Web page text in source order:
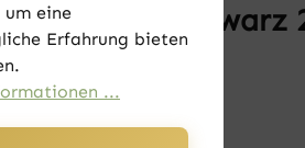
Adler schwarz
um eine
Erfahrung bieten
...